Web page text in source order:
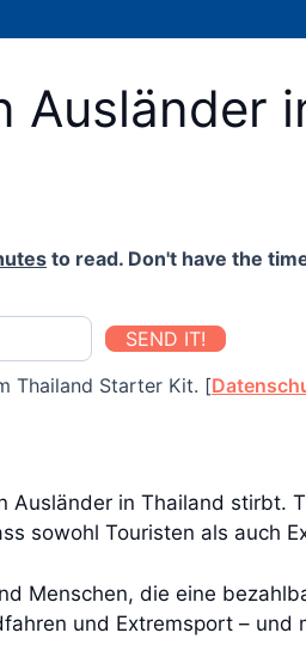
Ausländer
to read. Don't have the
SEND IT!
Thailand Starter Kit. [
Ausländer in Thailand stirbt.
sowohl Touristen als auch
Menschen, die eine
und Extremsport –